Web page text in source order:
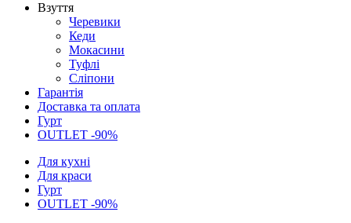
Взуття
Черевики
Кеди
Мокасини
Туфлі
Сліпони
Гарантія
Доставка та оплата
Гурт
OUTLET -90%
Для кухні
Для краси
Гурт
OUTLET -90%